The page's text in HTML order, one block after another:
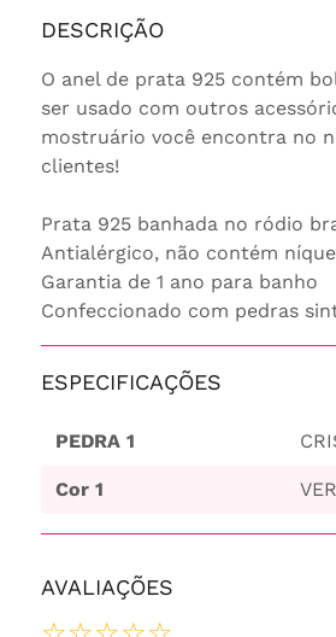
DESCRIÇÃO
O anel de prata 925 contém
ser usado com outros
mostruário você encontra no
clientes!
Prata 925 banhada no ródio
Antialérgico, não contém
Garantia de 1 ano para banho
Confeccionado com pedras
ESPECIFICAÇÕES
PEDRA 1
Cor 1
AVALIAÇÕES